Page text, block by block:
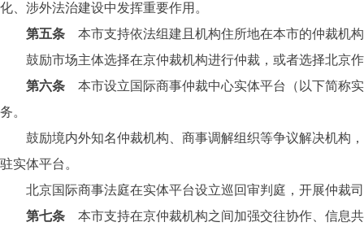
化、涉外法治建设中发挥重要作用。
第五条 本市支持依法组建且机构住所地在本市的仲裁机
鼓励市场主体选择在京仲裁机构进行仲裁，或者选择北京
第六条 本市设立国际商事仲裁中心实体平台（以下简称
务。
鼓励境内外知名仲裁机构、商事调解组织等争议解决机构，
驻实体平台。
北京国际商事法庭在实体平台设立巡回审判庭，开展仲裁
第七条 本市支持在京仲裁机构之间加强交往协作、信息